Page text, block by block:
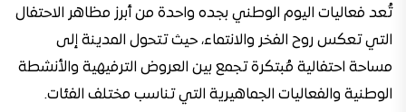
تُعد فعاليات اليوم الوطني بجده واحدة من أبرز مظاهر الاحتفال
التي تعكس روح الفخر والانتماء، حيث تتحول المدينة إلى
مساحة احتفالية مُبتكرة تجمع بين العروض الترفيهية والأنشطة
الوطنية والفعاليات الجماهيرية التي تناسب مختلف الفئات.